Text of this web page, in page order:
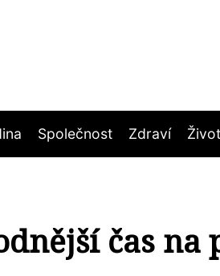
Společnost Zdraví Život
čas na